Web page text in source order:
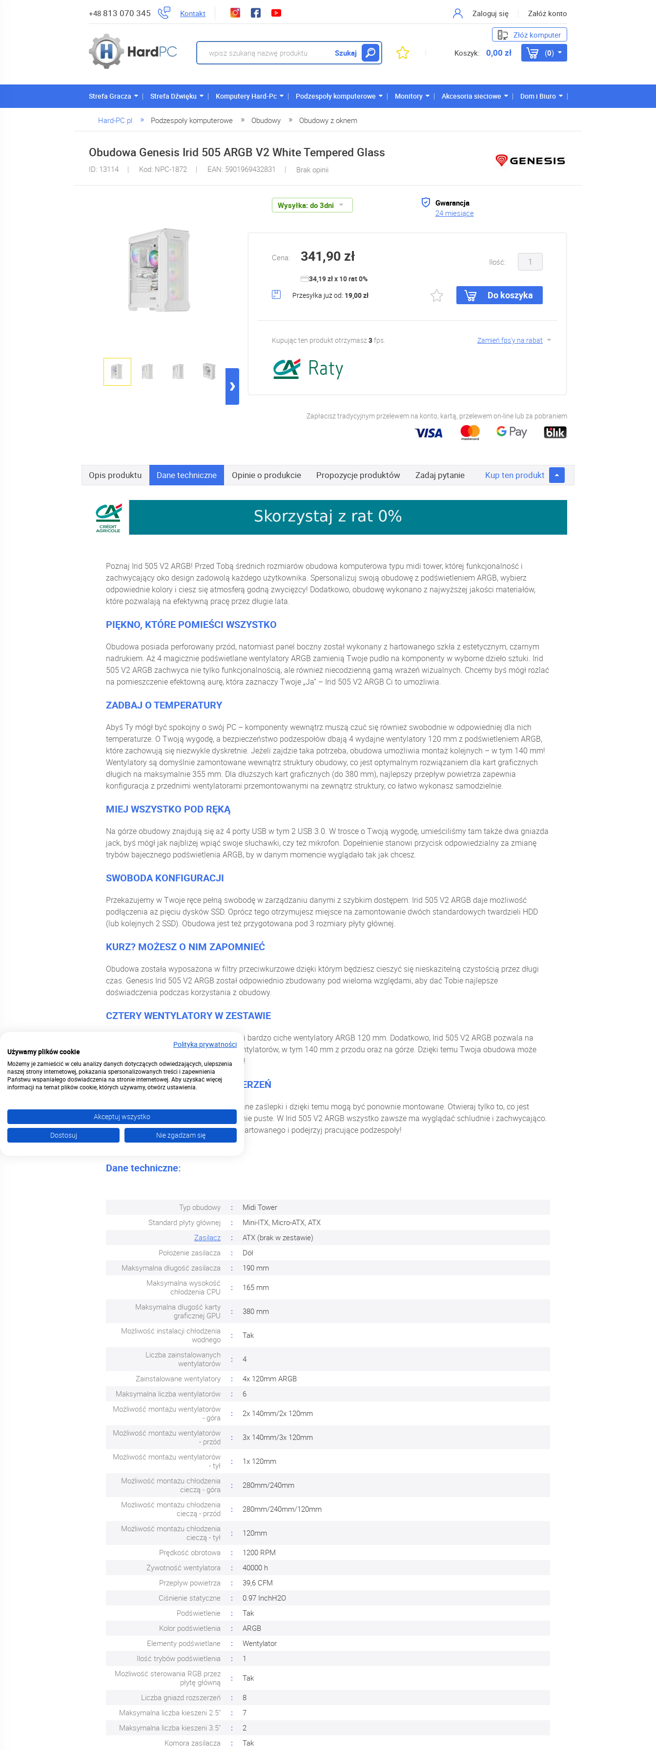
+48 813 070 345 Kontakt
Złóż komputer
Zaloguj się Załóż konto
Strefa Gracza Strefa Dźwięku Komputery Hard-Pc Podzespoły komputerowe Monitory Akcesoria sieciowe Dom i Biuro
Szukaj Koszyk: 0,00 zł 0
Hard-PC.pl Podzespoły komputerowe Obudowy Obudowy z oknem
Obudowa Genesis Irid 505 ARGB V2 White Tempered Glass
ID: 13114 Kod: NPC-1872 EAN: 5901969432831 Brak opinii
Wysyłka: do 3dni
Gwarancja
24 miesiące
Cena: 341,90 zł
34,19 zł x 10 rat 0%
Ilość:
Do koszyka
Przesyłka już od: 19,00 zł
Kupując ten produkt otrzymasz3fps. Zamień fps'y na rabat
Zapłacisz tradycyjnym przelewem na konto, kartą, przelewem on-line lub za pobraniem
Opis produktu Danetechniczne Opinieo produkcie Propozycje produktów Zadaj pytanie Kup ten produkt
Poznaj Irid 505 V2 ARGB! Przed Tobą średnich rozmiarów obudowa komputerowa typu midi tower, której funkcjonalność i
zachwycający oko design zadowolą każdego użytkownika. Spersonalizuj swoją obudowę z podświetleniem ARGB, wybierz
odpowiednie kolory i ciesz się atmosferą godną zwycięzcy! Dodatkowo, obudowę wykonano z najwyższej jakości materiałów,
które pozwalają na efektywną pracę przez długie lata.
PIĘKNO, KTÓRE POMIEŚCI WSZYSTKO
Obudowa posiada perforowany przód, natomiast panel boczny został wykonany z hartowanego szkła z estetycznym, czarnym
nadrukiem. Aż 4 magicznie podświetlane wentylatory ARGB zamienią Twoje pudło na komponenty w wyborne dzieło sztuki. Irid
505 V2 ARGB zachwyca nie tylko funkcjonalnością, ale również niecodzienną gamą wrażeń wizualnych. Chcemy byś mógł rozlać
na pomieszczenie efektowną aurę, która zaznaczy Twoje „Ja” – Irid 505 V2 ARGB Ci to umożliwia.
ZADBAJ O TEMPERATURY
Abyś Ty mógł być spokojny o swój PC – komponenty wewnątrz muszą czuć się również swobodnie w odpowiedniej dla nich
temperaturze. O Twoją wygodę, a bezpieczeństwo podzespołów dbają 4 wydajne wentylatory 120 mm z podświetleniem ARGB,
które zachowują się niezwykle dyskretnie. Jeżeli zajdzie taka potrzeba, obudowa umożliwia montaż kolejnych – w tym 140 mm!
Wentylatory są domyślnie zamontowane wewnątrz struktury obudowy, co jest optymalnym rozwiązaniem dla kart graficznych
długich na maksymalnie 355 mm. Dla dłuższych kart graficznych (do 380 mm), najlepszy przepływ powietrza zapewnia
konfiguracja z przednimi wentylatorami przemontowanymi na zewnątrz struktury, co łatwo wykonasz samodzielnie.
MIEJ WSZYSTKO POD RĘKĄ
Na górze obudowy znajdują się aż 4 porty USB w tym 2 USB 3.0. W trosce o Twoją wygodę, umieściliśmy tam także dwa gniazda
jack, byś mógł jak najbliżej wpiąć swoje słuchawki, czy też mikrofon. Dopełnienie stanowi przycisk odpowiedzialny za zmianę
trybów bajecznego podświetlenia ARGB, by w danym momencie wyglądało tak jak chcesz.
SWOBODA KONFIGURACJI
Przekazujemy w Twoje ręce pełną swobodę w zarządzaniu danymi z szybkim dostępem. Irid 505 V2 ARGB daje możliwość
podłączenia aż pięciu dysków SSD. Oprócz tego otrzymujesz miejsce na zamontowanie dwóch standardowych twardzieli HDD
(lub kolejnych 2 SSD). Obudowa jest też przygotowana pod 3 rozmiary płyty głównej.
KURZ? MOŻESZ O NIM ZAPOMNIEĆ
Obudowa została wyposażona w filtry przeciwkurzowe dzięki którym będziesz cieszyć się nieskazitelną czystością przez długi
czas. Genesis Irid 505 V2 ARGB został odpowiednio zbudowany pod wieloma względami, aby dać Tobie najlepsze
doświadczenia podczas korzystania z obudowy.
CZTERY WENTYLATORY W ZESTAWIE
Obudowę wyposażono w cztery solidne i bardzo ciche wentylatory ARGB 120 mm. Dodatkowo, Irid 505 V2 ARGB pozwala na
zamontowanie dwóch dodatkowych wentylatorów, w tym 140 mm z przodu oraz na górze. Dzięki temu Twoja obudowa może
mieć w sobie nawet sześć wentylatorów!
ESTETYCZNE GNIAZDA ROZSZERZEŃ
Gniazda rozszerzeń posiadają przykręcane zaślepki i dzięki temu mogą być ponownie montowane. Otwieraj tylko to, co jest
potrzebne i zakręcaj, gdy gniazdo zostanie puste. W Irid 505 V2 ARGB wszystko zawsze ma wyglądać schludnie i zachwycająco.
Skorzystaj z bocznego panelu ze szkła hartowanego i podejrzyj pracujące podzespoły!
Dane techniczne:
Typ obudowy
Midi Tower
Standard płyty głównej
Mini-ITX, Micro-ATX, ATX
Zasilacz
ATX (brak w zestawie)
Położenie zasilacza
Dół
Maksymalna długość zasilacza
190 mm
Maksymalna wysokość
chłodzenia CPU
165 mm
Maksymalna długość karty
graficznej GPU
380 mm
Możliwość instalacji chłodzenia
wodnego
Tak
Liczba zainstalowanych
wentylatorów
4
Zainstalowane wentylatory
4x 120mm ARGB
Maksymalna liczba wentylatorów
6
Możliwość montażu wentylatorów
- góra
2x 140mm/2x 120mm
Możliwość montażu wentylatorów
- przód
3x 140mm/3x 120mm
Możliwość montażu wentylatorów
- tył
1x 120mm
Możliwość montażu chłodzenia
cieczą - góra
280mm/240mm
Możliwość montażu chłodzenia
cieczą - przód
280mm/240mm/120mm
Możliwość montażu chłodzenia
cieczą - tył
120mm
Prędkość obrotowa
1200 RPM
Żywotność wentylatora
40000 h
Przepływ powietrza
39,6 CFM
Ciśnienie statyczne
0.97 InchH2O
Podświetlenie
Tak
Kolor podświetlenia
ARGB
Elementy podświetlane
Wentylator
Ilość trybów podświetlenia
1
Możliwość sterowania RGB przez
płytę główną
Tak
Liczba gniazd rozszerzeń
8
Maksymalna liczba kieszeni 2.5"
7
Maksymalna liczba kieszeni 3.5"
2
Komora zasilacza
Tak
Polityka prywatności
Używamy plików cookie
Możemy je zamieścić w celu analizy danych dotyczących odwiedzających, ulepszenia
naszej strony internetowej, pokazania spersonalizowanych treści i zapewnienia
Państwu wspaniałego doświadczenia na stronie internetowej. Aby uzyskać więcej
informacji na temat plików cookie, których używamy, otwórz ustawienia.
Akceptuj wszystko
Dostosuj
Nie zgadzam się